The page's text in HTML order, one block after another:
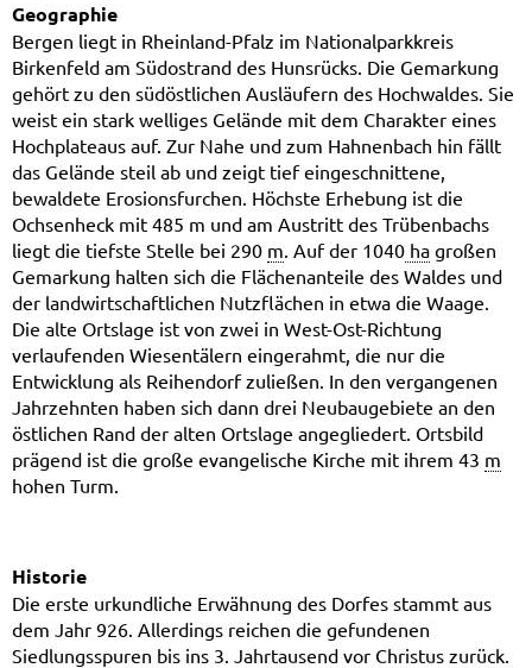
Geographie
Bergen liegt in Rheinland-Pfalz im Nationalparkkreis
Birkenfeld am Südostrand des Hunsrücks. Die Gemarkung
gehört zu den südöstlichen Ausläufern des Hochwaldes. Sie
weist ein stark welliges Gelände mit dem Charakter eines
Hochplateaus auf. Zur Nahe und zum Hahnenbach hin fällt
das Gelände steil ab und zeigt tief eingeschnittene,
bewaldete Erosionsfurchen. Höchste Erhebung ist die
Ochsenheck mit 485 m und am Austritt des Trübenbachs
liegt die tiefste Stelle bei 290 m. Auf der 1040 ha großen
Gemarkung halten sich die Flächenanteile des Waldes und
der landwirtschaftlichen Nutzflächen in etwa die Waage.
Die alte Ortslage ist von zwei in West-Ost-Richtung
verlaufenden Wiesentälern eingerahmt, die nur die
Entwicklung als Reihendorf zuließen. In den vergangenen
Jahrzehnten haben sich dann drei Neubaugebiete an den
östlichen Rand der alten Ortslage angegliedert. Ortsbild
prägend ist die große evangelische Kirche mit ihrem 43 m
hohen Turm.
Historie
Die erste urkundliche Erwähnung des Dorfes stammt aus
dem Jahr 926. Allerdings reichen die gefundenen
Siedlungsspuren bis ins 3. Jahrtausend vor Christus zurück.